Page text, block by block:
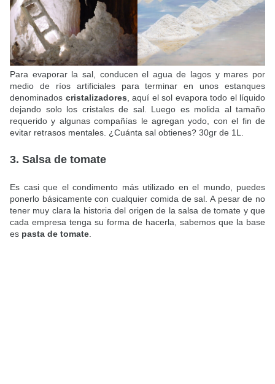
Para evaporar la sal, conducen el agua de lagos y mares por
medio de ríos artificiales para terminar en unos estanques
denominados cristalizadores , aquí el sol evapora todo el líquido
dejando solo los cristales de sal. Luego es molida al tamaño
requerido y algunas compañías le agregan yodo, con el fin de
evitar retrasos mentales. ¿Cuánta sal obtienes? 30gr de 1L.
3. Salsa de tomate
Es casi que el condimento más utilizado en el mundo, puedes
ponerlo básicamente con cualquier comida de sal. A pesar de no
tener muy clara la historia del origen de la salsa de tomate y que
cada empresa tenga su forma de hacerla, sabemos que la base
es pasta de tomate